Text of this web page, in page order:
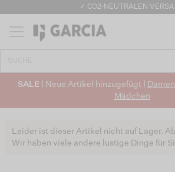
SALE | Neue Artikel hinzugefügt | Damen
Mädchen
Leider ist dieser Artikel nicht auf Lager.
Wir haben viele andere lustige Dinge für
GARCIA Jungenhemden | Offizieller